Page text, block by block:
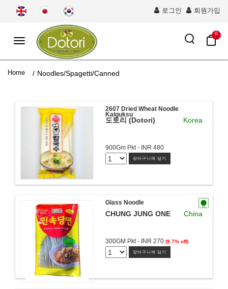
로그인 회원가입
Toggle
navigation
0
Home / Noodles/Spagetti/Canned
2607 Dried Wheat Noodle
Kalguksu
도토리 (Dotori) Korea
900Gm Pkt - INR 480
장바구니에 담기
Glass Noodle
CHUNG JUNG ONE China
300GM Pkt - INR 270(9.7% off)
장바구니에 담기